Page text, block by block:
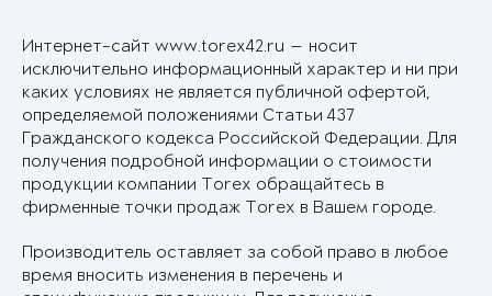
Интернет-сайт www.torex42.ru — носит
исключительно информационный характер и ни при
каких условиях не является публичной офертой,
определяемой положениями Статьи 437
Гражданского кодекса Российской Федерации. Для
получения подробной информации о стоимости
продукции компании Torex обращайтесь в
фирменные точки продаж Torex в Вашем городе.
Производитель оставляет за собой право в любое
время вносить изменения в перечень и